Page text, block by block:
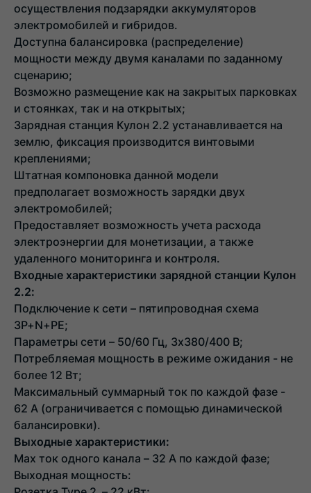
осуществления подзарядки аккумуляторов
электромобилей и гибридов.
Доступна балансировка (распределение)
мощности между двумя каналами по заданному
сценарию;
Возможно размещение как на закрытых парковках
и стоянках, так и на открытых;
Зарядная станция Кулон 2.2 устанавливается на
землю, фиксация производится винтовыми
креплениями;
Штатная компоновка данной модели
предполагает возможность зарядки двух
электромобилей;
Предоставляет возможность учета расхода
электроэнергии для монетизации, а также
удаленного мониторинга и контроля.
Входные характеристики зарядной станции Кулон
2.2:
Подключение к сети – пятипроводная схема
3P+N+PE;
Параметры сети – 50/60 Гц, 3х380/400 В;
Потребляемая мощность в режиме ожидания - не
более 12 Вт;
Максимальный суммарный ток по каждой фазе -
62 А (ограничивается с помощью динамической
балансировки).
Выходные характеристики:
Max ток одного канала – 32 А по каждой фазе;
Выходная мощность: